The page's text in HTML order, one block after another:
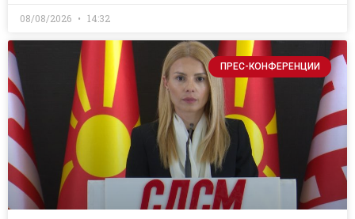
08/08/2026 14:32
ПРЕС-КОНФЕРЕНЦИИ